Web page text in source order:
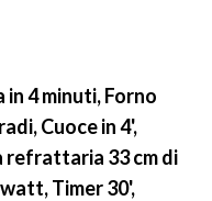
4 minuti, Forno
Cuoce in 4',
refrattaria 33 cm di
Timer 30',